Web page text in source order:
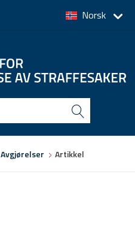
to
to
Norsk
Avgjørelser Artikkel